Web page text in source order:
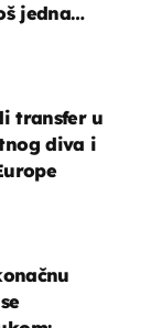
jedna
transfer u
diva i